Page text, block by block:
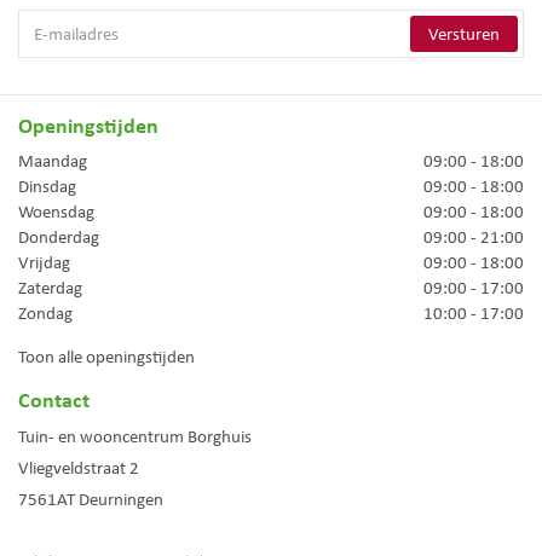
Openingstijden
Maandag
09:00 - 18:00
Dinsdag
09:00 - 18:00
Woensdag
09:00 - 18:00
Donderdag
09:00 - 21:00
Vrijdag
09:00 - 18:00
Zaterdag
09:00 - 17:00
Zondag
10:00 - 17:00
Toon alle openingstijden
Contact
Tuin- en wooncentrum Borghuis
Vliegveldstraat 2
7561AT Deurningen